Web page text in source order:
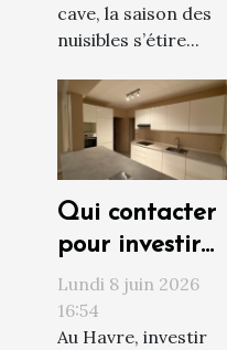
cave, la saison des
nuisibles s’étire...
Qui contacter
pour investir
sereinement
au Havre ?
Lundi 8 juin 2026
16:54
Au Havre, investir